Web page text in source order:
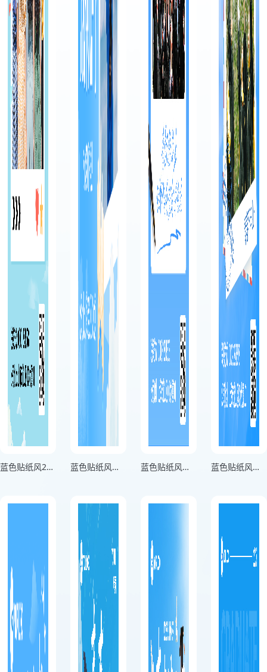
蓝色贴纸风2024毕业快乐校园海报 蓝色贴纸风毕业季扬帆时校园海报 蓝色贴纸风大学毕业扬帆起航校园海报 蓝色贴纸风青春不毕业校园海报